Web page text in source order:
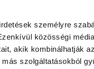
személyre
közösségi
akik kombinálhatják
szolgáltatásokból
kezelés